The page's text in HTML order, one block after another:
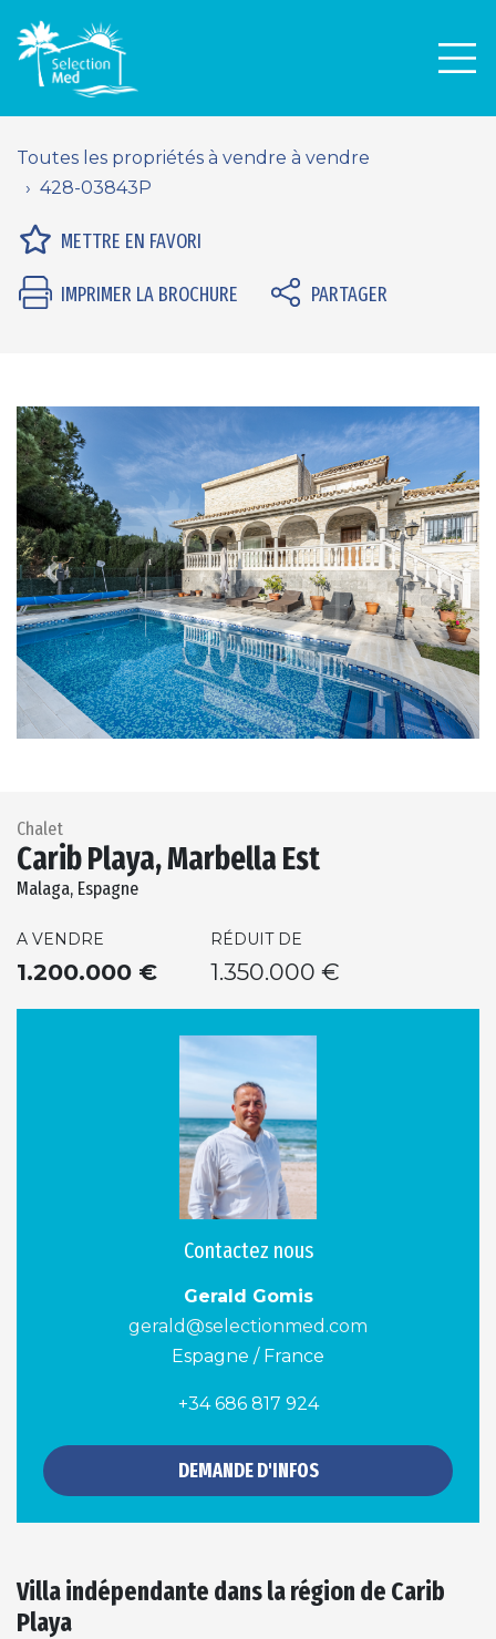
Toutes les propriétés à vendre à vendre
428-03843P
METTRE EN FAVORI
IMPRIMER LA BROCHURE PARTAGER
Previous Next
Chalet
Carib Playa, Marbella Est
Malaga, Espagne
A VENDRE
1.200.000 €
RÉDUIT DE
1.350.000 €
Contactez nous
Gerald Gomis
gerald@selectionmed.com
Espagne / France
+34 686 817 924
DEMANDE D'INFOS
Villa indépendante dans la région de Carib
Playa